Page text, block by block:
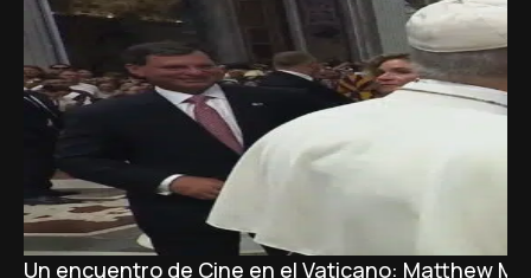
Un encuentro de Cine en el Vaticano: Matthew